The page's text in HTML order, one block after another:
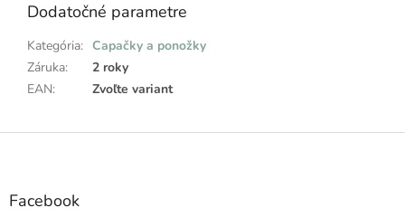
Dodatočné parametre
Kategória: Capačky a ponožky
Záruka:
2 roky
EAN: Zvoľte variant
Z
Facebook